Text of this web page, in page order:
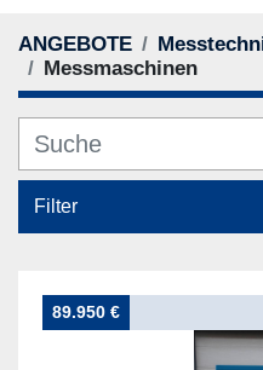
ANGEBOTE
Messmaschinen
Filter
89.950 €